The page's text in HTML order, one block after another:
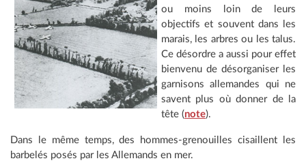
ou moins loin de leurs
objectifs et souvent dans les
marais, les arbres ou les talus.
Ce désordre a aussi pour effet
bienvenu de désorganiser les
garnisons allemandes qui ne
savent plus où donner de la
tête (note).
Dans le même temps, des hommes-grenouilles cisaillent les
barbelés posés par les Allemands en mer.